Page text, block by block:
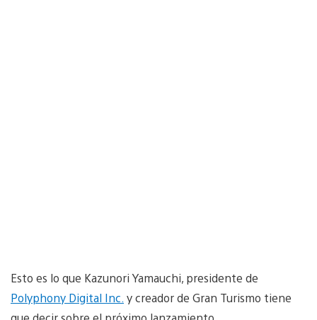
Esto es lo que Kazunori Yamauchi, presidente de
Polyphony Digital Inc. y creador de Gran Turismo tiene